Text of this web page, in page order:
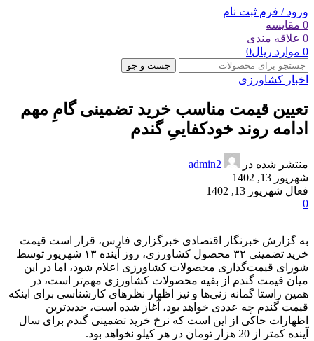
ورود / فرم ثبت نام
0 مقایسه
0 علاقه مندی
0 موارد ریال0
جست و جو
اخبار کشاورزی
تعیین قیمت مناسب خرید تضمینی گامِ مهم
ادامه روند خودکفاییِ گندم
منتشر شده در
admin2
شهریور 13, 1402
فعال شهریور 13, 1402
0
به گزارش خبرنگار اقتصادی خبرگزاری فارس، قرار است قیمت
خرید تضمینی ۳۲ محصول کشاورزی، روز آینده ۱۳ شهریور توسط
شورای قیمت‌گذاری محصولات کشاورزی اعلام شود، اما در این
میان قیمت گندم از بقیه محصولات کشاورزی‌ مهم‌تر است، در
همین راستا گمانه زنی‌ها و نیز اظهار نظرهای کارشناسی برای اینکه
قیمت گندم چه عددی خواهد بود، آغاز شده است، جدیدترین
اظهارات حاکی از این است که نرخ خرید تضمینی گندم برای سال
آینده کمتر از 20 هزار تومان در هر کیلو نخواهد بود.